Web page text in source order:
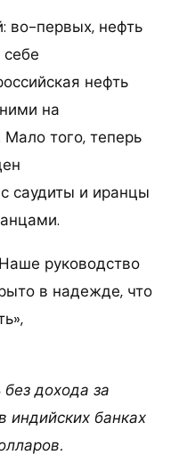
во-первых, нефть
нефть
на
того, теперь
саудиты и иранцы
руководство
в надежде, что
дохода за
банках